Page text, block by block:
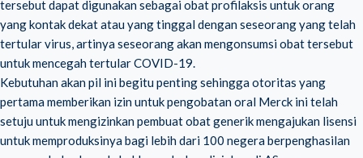
tersebut dapat digunakan sebagai obat profilaksis untuk orang
yang kontak dekat atau yang tinggal dengan seseorang yang telah
tertular virus, artinya seseorang akan mengonsumsi obat tersebut
untuk mencegah tertular COVID-19.
Kebutuhan akan pil ini begitu penting sehingga otoritas yang
pertama memberikan izin untuk pengobatan oral Merck ini telah
setuju untuk mengizinkan pembuat obat generik mengajukan lisensi
untuk memproduksinya bagi lebih dari 100 negera berpenghasilan